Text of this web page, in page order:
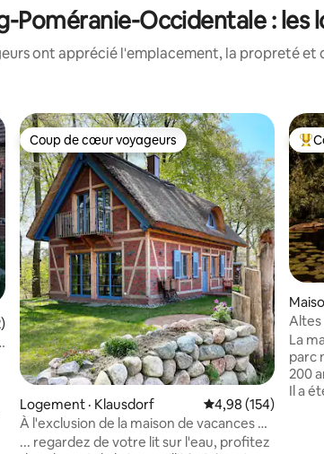
Poméranie-Occidentale : les
ont apprécié l'emplacement, la propreté et
de 4,99 sur 5, 142 commentaires
Coup de cœur voyageurs
Coup de cœur voyageurs
Logement · Klausdorf Note moyenne de
4,98 (154)
À l'exclusion de la maison de vacances en
bois avec toit de chaume et vue sur l'eau
... regardez de votre lit sur l'eau, profitez
Altes
La
parc
200
Il a